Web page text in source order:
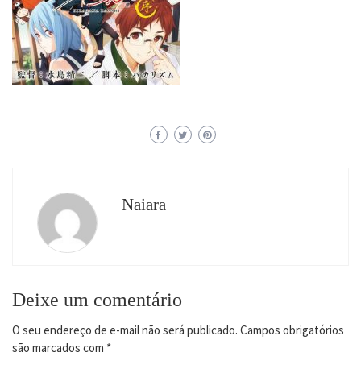
Naiara
Deixe um comentário
O seu endereço de e-mail não será publicado. Campos obrigatórios
são marcados com *